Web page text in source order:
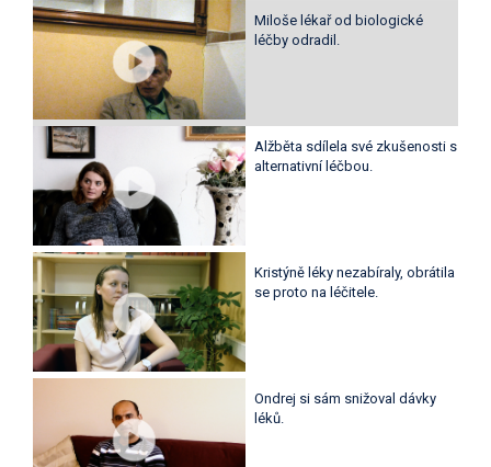
Miloše lékař od biologické
léčby odradil.
Alžběta sdílela své zkušenosti s
alternativní léčbou.
Kristýně léky nezabíraly, obrátila
se proto na léčitele.
Ondrej si sám snižoval dávky
léků.